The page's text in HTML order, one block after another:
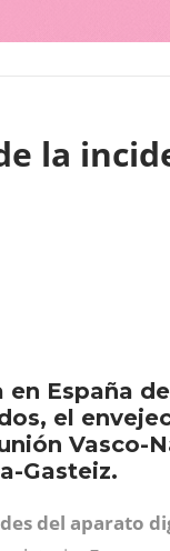
la
España
el
Vasco-
Gasteiz.
del aparato